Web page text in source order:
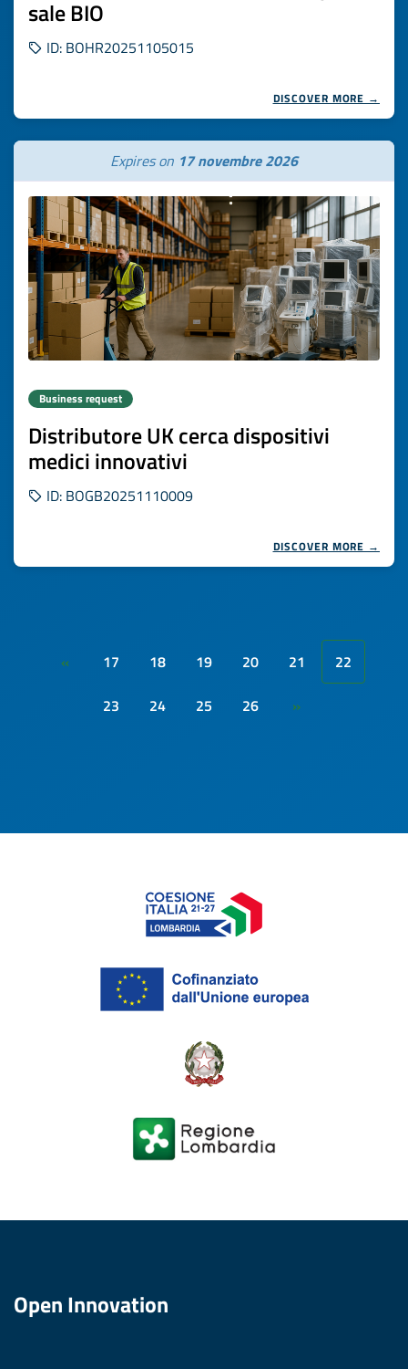
sale BIO
ID: BOHR20251105015
DISCOVER MORE →
Expires on 17 novembre 2026
Business request
Distributore UK cerca dispositivi
medici innovativi
ID: BOGB20251110009
DISCOVER MORE →
« 17 18 19 20 21
22
23
24 25 26 »
Open Innovation